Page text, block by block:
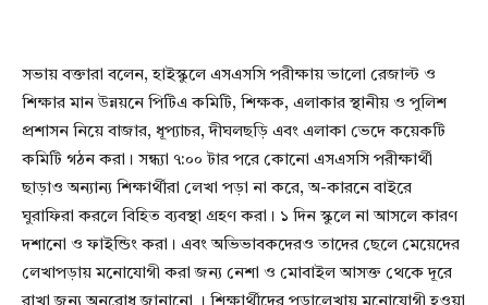
সভায় বক্তারা বলেন, হাইস্কুলে এসএসসি পরীক্ষায় ভালো রেজাল্ট ও
শিক্ষার মান উন্নয়নে পিটিএ কমিটি, শিক্ষক, এলাকার স্থানীয় ও পুলিশ
প্রশাসন নিয়ে বাজার, ধূপ্যাচর, দীঘলছড়ি এবং এলাকা ভেদে কয়েকটি
কমিটি গঠন করা। সন্ধ্যা ৭:০০ টার পরে কোনো এসএসসি পরীক্ষার্থী
ছাড়াও অন্যান্য শিক্ষার্থীরা লেখা পড়া না করে, অ-কারনে বাইরে
ঘুরাফিরা করলে বিহিত ব্যবস্থা গ্রহণ করা। ১ দিন স্কুলে না আসলে কারণ
দশানো ও ফাইন্ডিং করা। এবং অভিভাবকদেরও তাদের ছেলে মেয়েদের
লেখাপড়ায় মনোযোগী করা জন্য নেশা ও মোবাইল আসক্ত থেকে দূরে